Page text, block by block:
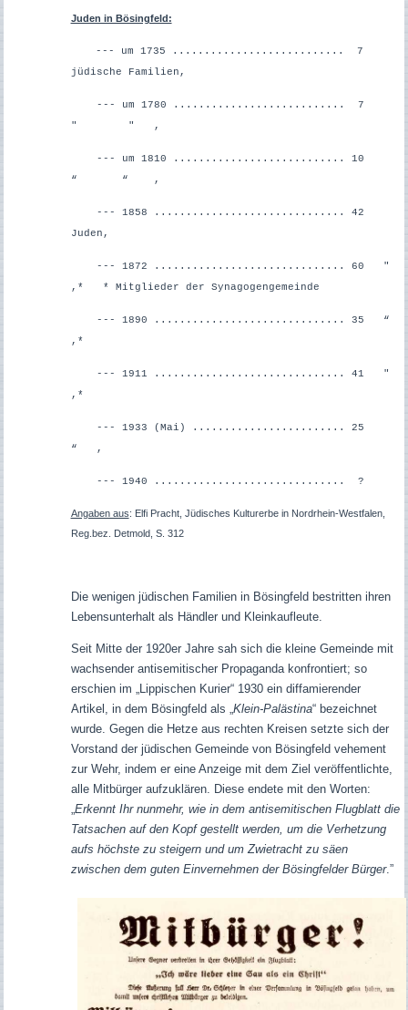
Juden in Bösingfeld:
--- um 1735 ........................... 7
jüdische Familien,
--- um 1780 ........................... 7
" " ,
--- um 1810 ........................... 10
“ “ ,
--- 1858 .............................. 42
Juden,
--- 1872 .............................. 60 "
,*
* Mitglieder der Synagogengemeinde
--- 1890 .............................. 35 “
,*
--- 1911 .............................. 41 "
,*
--- 1933 (Mai) ........................ 25
“ ,
--- 1940 .............................. ?
Angaben aus: Elfi Pracht, Jüdisches Kulturerbe in Nordrhein-Westfalen,
Reg.bez. Detmold, S. 312
Die wenigen jüdischen Familien in Bösingfeld bestritten ihren
Lebensunterhalt als Händler und Kleinkaufleute.
Seit Mitte der 1920er Jahre sah sich die kleine Gemeinde mit
wachsender antisemitischer Propaganda konfrontiert; so
erschien im „Lippischen Kurier“ 1930 ein diffamierender
Artikel, in dem Bösingfeld als „ Klein-Palästina“ bezeichnet
wurde. Gegen die Hetze aus rechten Kreisen setzte sich der
Vorstand der jüdischen Gemeinde von Bösingfeld vehement
zur Wehr, indem er eine Anzeige mit dem Ziel veröffentlichte,
alle Mitbürger aufzuklären. Diese endete mit den Worten:
Erkennt Ihr nunmehr, wie in dem antisemitischen Flugblatt die
Tatsachen auf den Kopf gestellt werden, um die Verhetzung
aufs höchste zu steigern und um Zwietracht zu säen
zwischen dem guten Einvernehmen der Bösingfelder Bürger.”